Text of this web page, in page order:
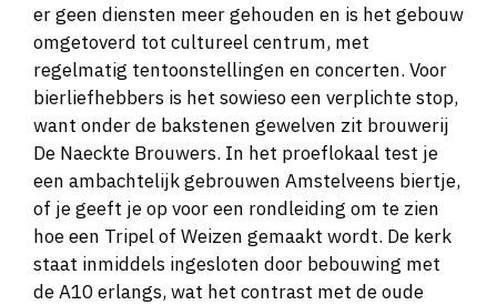
er geen diensten meer gehouden en is het gebouw
omgetoverd tot cultureel centrum, met
regelmatig tentoonstellingen en concerten. Voor
bierliefhebbers is het sowieso een verplichte stop,
want onder de bakstenen gewelven zit brouwerij
De Naeckte Brouwers. In het proeflokaal test je
een ambachtelijk gebrouwen Amstelveens biertje,
of je geeft je op voor een rondleiding om te zien
hoe een Tripel of Weizen gemaakt wordt. De kerk
staat inmiddels ingesloten door bebouwing met
de A10 erlangs, wat het contrast met de oude